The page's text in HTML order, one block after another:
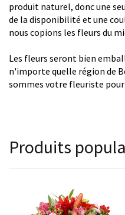
produit naturel, donc une
de la disponibilité et une
nous copions les fleurs du
Les fleurs seront bien
n'importe quelle région de
sommes votre fleuriste pour
Produits